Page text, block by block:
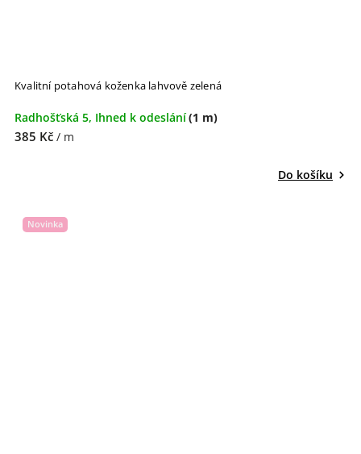
Kvalitní potahová koženka lahvově zelená
Radhošťská 5, Ihned k odeslání(1 m)
385 Kč / m
Do košíku
Novinka